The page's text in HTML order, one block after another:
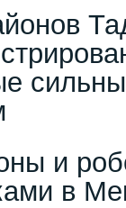
и
в